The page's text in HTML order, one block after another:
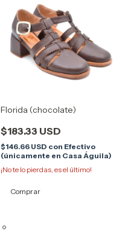
Florida (chocolate)
$183.33 USD
$146.66 USD con Efectivo
(únicamente en Casa Águila)
¡No te lo pierdas, es el último!
Comprar